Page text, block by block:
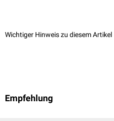
Wichtiger Hinweis zu diesem Artikel
Empfehlung